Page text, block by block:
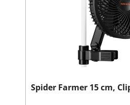
Spider Farmer 15 cm,